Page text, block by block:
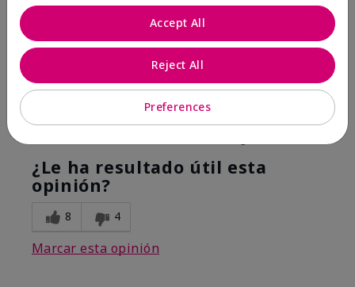
Evaluado en
Comentarios sobre Mary Kay Clinical Solutions®
Dynamic Wrinkle Limiter™
Hope it helps
¿Le ha resultado útil esta
opinión?
8 4
Marcar esta opinión
Preferences
Reject All
Accept All